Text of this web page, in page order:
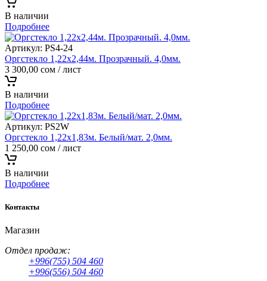
В наличии
Подробнее
Артикул: PS4-24
Оргстекло 1,22х2,44м. Прозрачный. 4,0мм.
3 300,00 сом / лист
В наличии
Подробнее
Артикул: PS2W
Оргстекло 1,22х1,83м. Белый/мат. 2,0мм.
1 250,00 сом / лист
В наличии
Подробнее
Контакты
Магазин
Отдел продаж:
+996(755) 504 460
+996(556) 504 460